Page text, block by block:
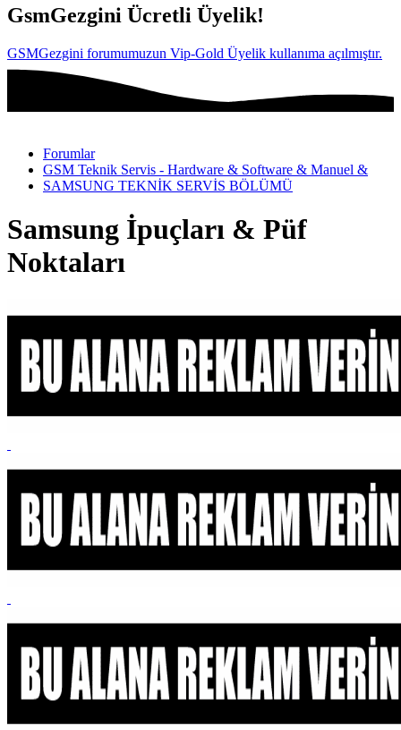
GsmGezgini Ücretli Üyelik!
GSMGezgini forumumuzun Vip-Gold Üyelik kullanıma açılmıştır.
Forumlar
GSM Teknik Servis - Hardware & Software & Manuel &
SAMSUNG TEKNİK SERVİS BÖLÜMÜ
Samsung İpuçları & Püf
Noktaları